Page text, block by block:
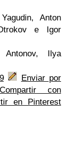
Anton
e Igor
Antonov, Ilya
Enviar por
Compartir con
en Pinterest